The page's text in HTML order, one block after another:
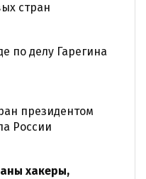
стран
по делу Гарегина
президентом
России
хакеры,